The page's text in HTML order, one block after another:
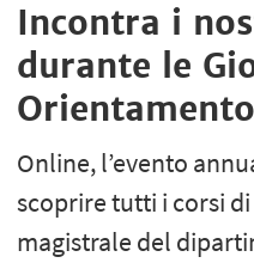
Incontra i
durante le
Online, l’evento
scoprire tutti i corsi
magistrale del